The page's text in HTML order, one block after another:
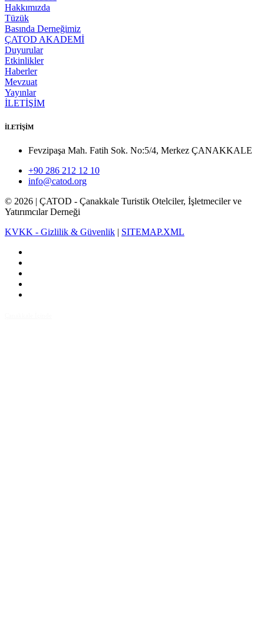
Hakkımızda
Tüzük
Basında Derneğimiz
ÇATOD AKADEMİ
Duyurular
Etkinlikler
Haberler
Mevzuat
Yayınlar
İLETİŞİM
İLETİŞİM
Fevzipaşa Mah. Fatih Sok. No:5/4, Merkez ÇANAKKALE
+90 286 212 12 10
info@catod.org
© 2026 | ÇATOD - Çanakkale Turistik Otelciler, İşletmeciler ve
Yatırımcılar Derneği
KVKK - Gizlilik & Güvenlik | SITEMAP.XML